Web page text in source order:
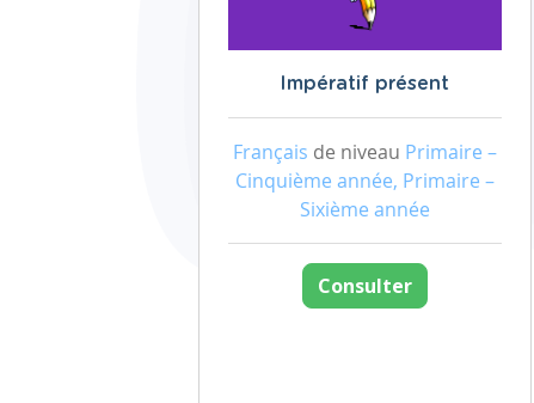
Impératif présent
Français de niveau Primaire –
Cinquième année, Primaire –
Sixième année
Consulter